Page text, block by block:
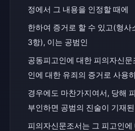
정에서 그 내용을 인정할 때에
한하여 증거로 할 수 있고(형사
3항), 이는 공범인
공동피고인에 대한 피의자신
인에 대한 유죄의 증거로 사용
경우에도 마찬가지여서, 당해
부인하면 공범의 진술이 기재된
피의자신문조서는 그 피고인